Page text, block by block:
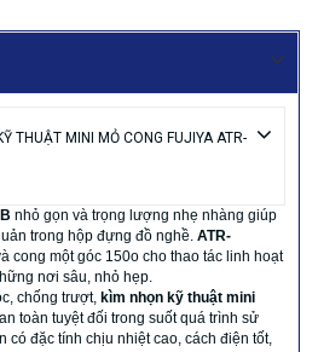
THUẬT MINI MỎ CONG FUJIYA ATR-
nhỏ gọn và trọng lượng nhẹ nhàng giúp
trong hộp đựng đồ nghề. ATR-
cong một góc 150o cho thao tác linh hoạt
nơi sâu, nhỏ hẹp.
chống trượt, kìm nhọn kỹ thuật mini
toàn tuyệt đối trong suốt quá trình sử
có đặc tính chịu nhiệt cao, cách điện tốt,